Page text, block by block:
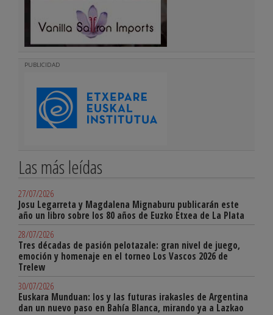
PUBLICIDAD
Las más leídas
27/07/2026
Josu Legarreta y Magdalena Mignaburu publicarán este
año un libro sobre los 80 años de Euzko Etxea de La Plata
28/07/2026
Tres décadas de pasión pelotazale: gran nivel de juego,
emoción y homenaje en el torneo Los Vascos 2026 de
Trelew
30/07/2026
Euskara Munduan: los y las futuras irakasles de Argentina
dan un nuevo paso en Bahía Blanca, mirando ya a Lazkao